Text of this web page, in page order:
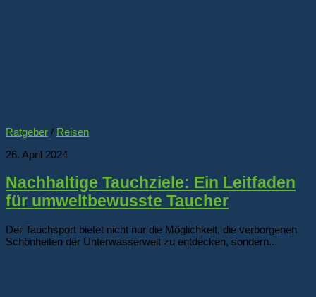
Ratgeber / Reisen
26. April 2024
Nachhaltige Tauchziele: Ein Leitfaden
für umweltbewusste Taucher
Der Tauchsport bietet nicht nur die Möglichkeit, die verborgenen
Schönheiten der Unterwasserwelt zu entdecken, sondern...